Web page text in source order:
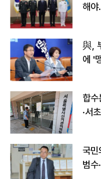
해
與,
에 '
합
·서
국민
범수